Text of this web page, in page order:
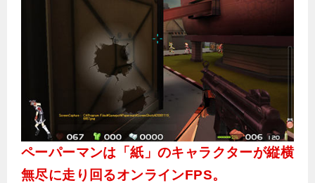
ペーパーマンは「紙」のキャラクターが縦横
無尽に走り回るオンラインFPS。